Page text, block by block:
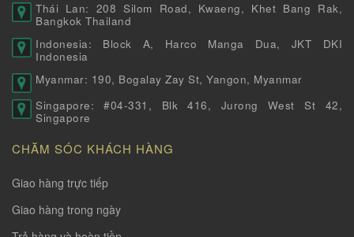
Thái Lan: 208 Silom Road, Kwaeng, Khet Bang Rak,
Bangkok Thailand
Indonesia: Block A, Harco Manga Dua, JKT DKI
Indonesia
Myanmar: 190, Bogalay Zay St, Yangon, Myanmar
Singapore: #04-331, Blk 416, Jurong West St 42,
Singapore
CHĂM SÓC KHÁCH HÀNG
Giao hàng trực tiếp
Giao hàng trong ngày